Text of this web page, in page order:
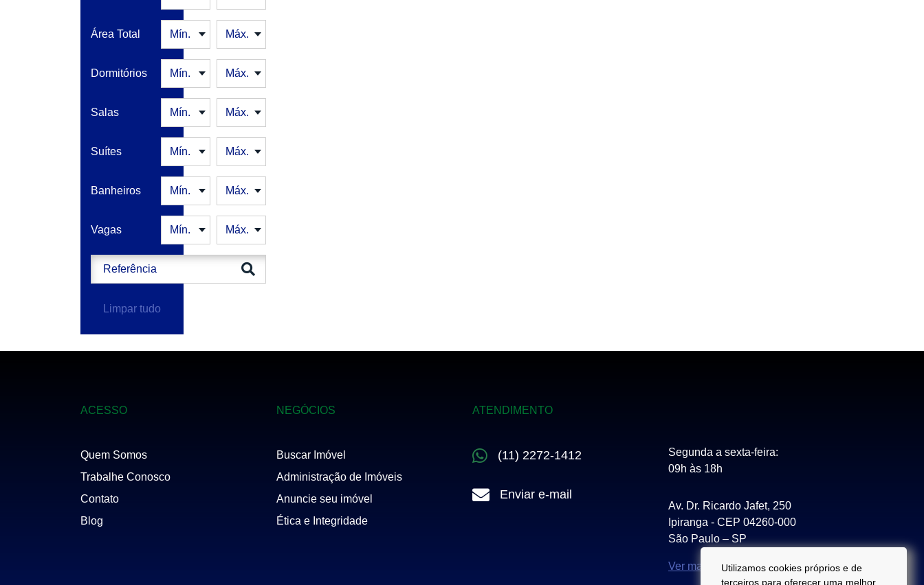
CERQUEIRA CÉSAR
CURSINO
IPIRANGA
JABAQUARA
LAPA
LIBERDADE
MOOCA
MORUMBI
PARAÍSO
PLANALTO PAULISTA
SANTA CECÍLIA
SANTO AMARO
SAÚDE
TATUAPÉ
Área Total
Dormitórios
Salas
Suítes
Banheiros
Vagas
Limpar tudo
ACESSO
Quem Somos
Trabalhe Conosco
Contato
Blog
NEGÓCIOS
Buscar Imóvel
Administração de Imóveis
Anuncie seu imóvel
Ética e Integridade
ATENDIMENTO
(11) 2272-1412
Enviar e-mail
Segunda a sexta-feira:
09h às 18h
Av. Dr. Ricardo Jafet, 250
Ipiranga - CEP 04260-000
São Paulo – SP
Ver mapa
Utilizamos cookies próprios e de
terceiros para oferecer uma melhor